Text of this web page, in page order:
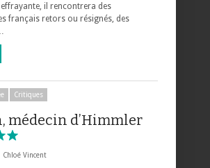
il rencontrera des
français retors ou résignés, des
Critiques
médecin d’Himmler
Chloé Vincent